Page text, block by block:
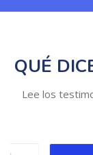
QUÉ
Lee los